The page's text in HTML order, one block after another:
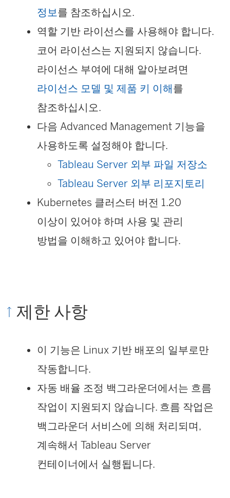
정보를 참조하십시오.
역할 기반 라이선스를 사용해야 합니다.
코어 라이선스는 지원되지 않습니다.
라이선스 부여에 대해 알아보려면
라이선스 모델 및 제품 키 이해를
참조하십시오.
다음 Advanced Management 기능을
사용하도록 설정해야 합니다.
Tableau Server 외부 파일 저장소
Tableau Server 외부 리포지토리
Kubernetes 클러스터 버전 1.20
이상이 있어야 하며 사용 및 관리
방법을 이해하고 있어야 합니다.
제한 사항
이 기능은 Linux 기반 배포의 일부로만
작동합니다.
자동 배율 조정 백그라운더에서는 흐름
작업이 지원되지 않습니다. 흐름 작업은
백그라운더 서비스에 의해 처리되며,
계속해서 Tableau Server
컨테이너에서 실행됩니다.